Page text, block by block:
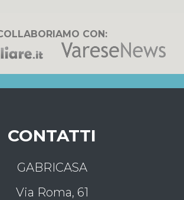
CON:
CONTATTI
GABRICASA
Via Roma, 61